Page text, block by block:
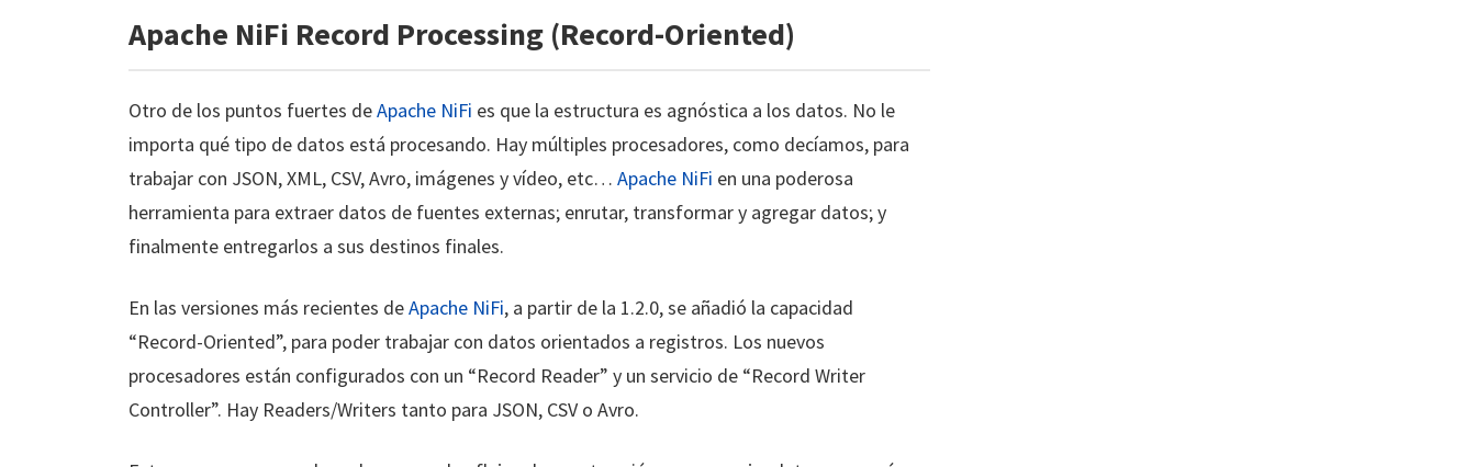
Apache NiFi Record Processing (Record-Oriented)
Otro de los puntos fuertes deApache NiFi es que la estructura es agnóstica a los datos. No le
importa qué tipo de datos está procesando. Hay múltiples procesadores, como decíamos, para
trabajar con JSON, XML, CSV, Avro, imágenes y vídeo, etc… Apache NiFi en una poderosa
herramienta para extraer datos de fuentes externas; enrutar, transformar y agregar datos; y
finalmente entregarlos a sus destinos finales.
En las versiones más recientes deApache NiFi, a partir de la 1.2.0, se añadió la capacidad
“Record-Oriented”, para poder trabajar con datos orientados a registros. Los nuevos
procesadores están configurados con un “Record Reader” y un servicio de “Record Writer
Controller”. Hay Readers/Writers tanto para JSON, CSV o Avro.